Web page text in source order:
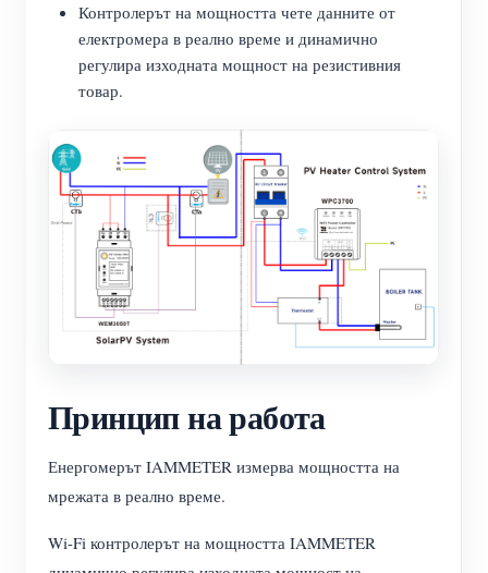
Контролерът на мощността чете данните от
електромера в реално време и динамично
регулира изходната мощност на резистивния
товар.
Принцип на работа
Енергомерът IAMMETER измерва мощността на
мрежата в реално време.
Wi-Fi контролерът на мощността IAMMETER